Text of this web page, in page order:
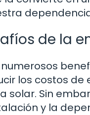
de la
los costos
solar. Sin
y la